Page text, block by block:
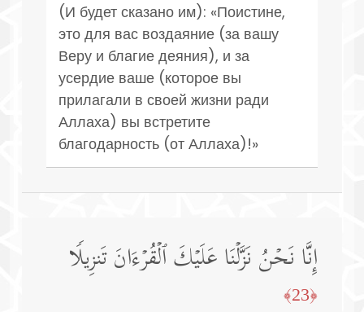
(И будет сказано им): «Поистине,
это для вас воздаяние (за вашу
Веру и благие деяния), и за
усердие ваше (которое вы
прилагали в своей жизни ради
Аллаха) вы встретите
благодарность (от Аллаха)!»
إِنَّا نَحۡنُ نَزَّلۡنَا عَلَیۡكَ ٱلۡقُرۡءَانَ تَنزِیلࣰا
﴿23﴾